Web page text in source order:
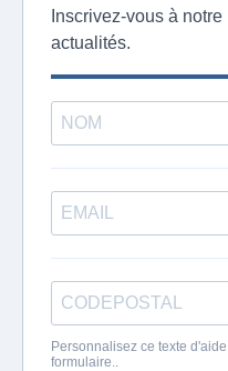
Inscrivez-vous à
actualités.
Personnalisez ce texte
formulaire..